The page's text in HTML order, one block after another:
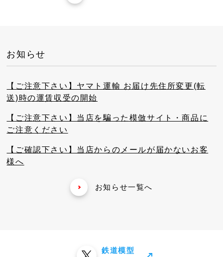
お知らせ
【ご注意下さい】ヤマト運輸 お届け先住所変更(転
送)時の運賃収受の開始
【ご注意下さい】当店を騙った模倣サイト・商品に
ご注意ください
【ご確認下さい】当店からのメールが届かないお客
様へ
お知らせ一覧へ
鉄道模型